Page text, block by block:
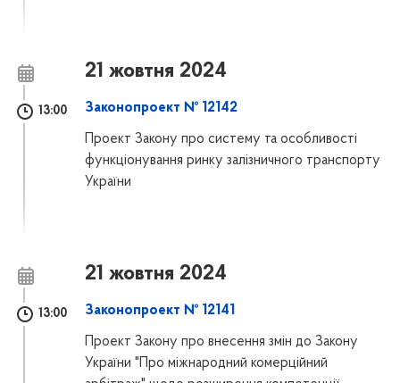
21 жовтня 2024
13:00 Законопроект № 12142
Проект Закону про систему та особливості
функціонування ринку залізничного транспорту
України
21 жовтня 2024
13:00 Законопроект № 12141
Проект Закону про внесення змін до Закону
України "Про міжнародний комерційний